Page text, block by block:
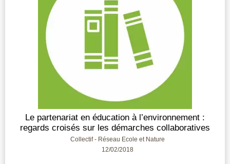
Le partenariat en éducation à l’environnement :
regards croisés sur les démarches collaboratives
Collectif - Réseau Ecole et Nature
12/02/2018